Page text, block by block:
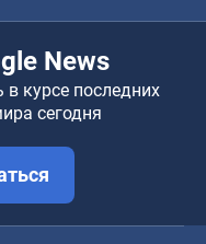
News
курсе последних
сегодня